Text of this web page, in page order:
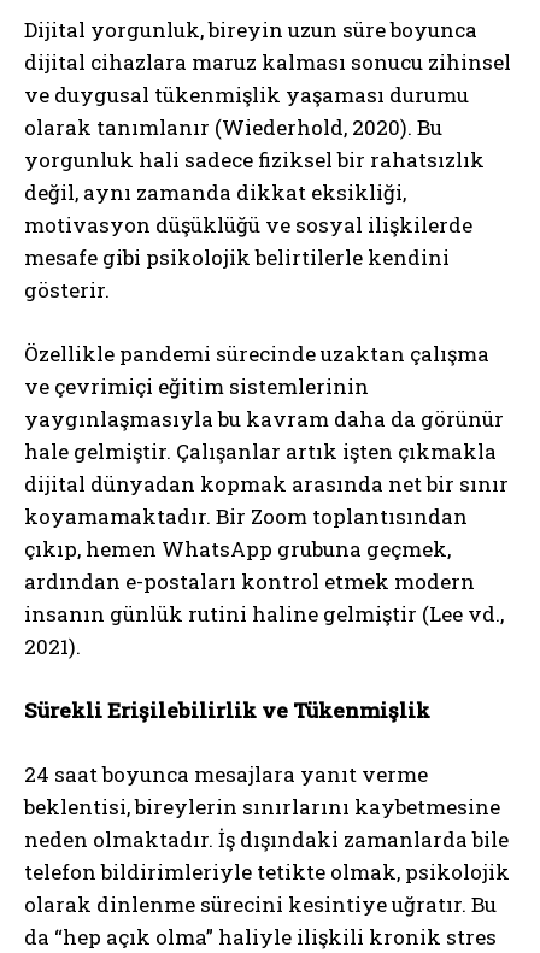
Dijital yorgunluk, bireyin uzun süre boyunca
dijital cihazlara maruz kalması sonucu zihinsel
ve duygusal tükenmişlik yaşaması durumu
olarak tanımlanır (Wiederhold, 2020). Bu
yorgunluk hali sadece fiziksel bir rahatsızlık
değil, aynı zamanda dikkat eksikliği,
motivasyon düşüklüğü ve sosyal ilişkilerde
mesafe gibi psikolojik belirtilerle kendini
gösterir.
Özellikle pandemi sürecinde uzaktan çalışma
ve çevrimiçi eğitim sistemlerinin
yaygınlaşmasıyla bu kavram daha da görünür
hale gelmiştir. Çalışanlar artık işten çıkmakla
dijital dünyadan kopmak arasında net bir sınır
koyamamaktadır. Bir Zoom toplantısından
çıkıp, hemen WhatsApp grubuna geçmek,
ardından e-postaları kontrol etmek modern
insanın günlük rutini haline gelmiştir (Lee vd.,
2021).
Sürekli Erişilebilirlik ve Tükenmişlik
24 saat boyunca mesajlara yanıt verme
beklentisi, bireylerin sınırlarını kaybetmesine
neden olmaktadır. İş dışındaki zamanlarda bile
telefon bildirimleriyle tetikte olmak, psikolojik
olarak dinlenme sürecini kesintiye uğratır. Bu
da “hep açık olma” haliyle ilişkili kronik stres